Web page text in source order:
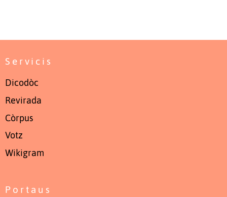
Servicis
Dicodòc
Revirada
Còrpus
Votz
Wikigram
Portaus